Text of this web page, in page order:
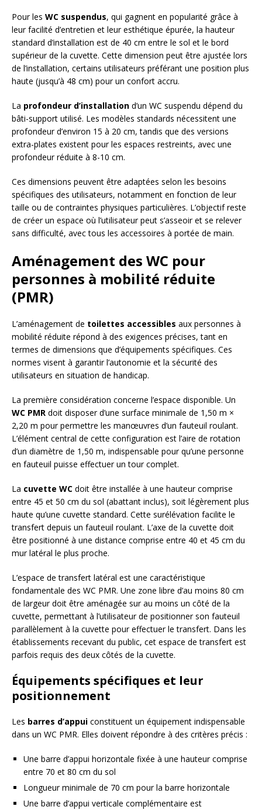
Pour les WC suspendus, qui gagnent en popularité grâce à
leur facilité d’entretien et leur esthétique épurée, la hauteur
standard d’installation est de 40 cm entre le sol et le bord
supérieur de la cuvette. Cette dimension peut être ajustée lors
de l’installation, certains utilisateurs préférant une position plus
haute (jusqu’à 48 cm) pour un confort accru.
La profondeur d’installation d’un WC suspendu dépend du
bâti-support utilisé. Les modèles standards nécessitent une
profondeur d’environ 15 à 20 cm, tandis que des versions
extra-plates existent pour les espaces restreints, avec une
profondeur réduite à 8-10 cm.
Ces dimensions peuvent être adaptées selon les besoins
spécifiques des utilisateurs, notamment en fonction de leur
taille ou de contraintes physiques particulières. L’objectif reste
de créer un espace où l’utilisateur peut s’asseoir et se relever
sans difficulté, avec tous les accessoires à portée de main.
Aménagement des WC pour
personnes à mobilité réduite
(PMR)
L’aménagement de toilettes accessibles aux personnes à
mobilité réduite répond à des exigences précises, tant en
termes de dimensions que d’équipements spécifiques. Ces
normes visent à garantir l’autonomie et la sécurité des
utilisateurs en situation de handicap.
La première considération concerne l’espace disponible. Un
WC PMR doit disposer d’une surface minimale de 1,50 m ×
2,20 m pour permettre les manœuvres d’un fauteuil roulant.
L’élément central de cette configuration est l’aire de rotation
d’un diamètre de 1,50 m, indispensable pour qu’une personne
en fauteuil puisse effectuer un tour complet.
La cuvette WC doit être installée à une hauteur comprise
entre 45 et 50 cm du sol (abattant inclus), soit légèrement plus
haute qu’une cuvette standard. Cette surélévation facilite le
transfert depuis un fauteuil roulant. L’axe de la cuvette doit
être positionné à une distance comprise entre 40 et 45 cm du
mur latéral le plus proche.
L’espace de transfert latéral est une caractéristique
fondamentale des WC PMR. Une zone libre d’au moins 80 cm
de largeur doit être aménagée sur au moins un côté de la
cuvette, permettant à l’utilisateur de positionner son fauteuil
parallèlement à la cuvette pour effectuer le transfert. Dans les
établissements recevant du public, cet espace de transfert est
parfois requis des deux côtés de la cuvette.
Équipements spécifiques et leur
positionnement
Les barres d’appui constituent un équipement indispensable
dans un WC PMR. Elles doivent répondre à des critères précis :
Une barre d’appui horizontale fixée à une hauteur comprise
entre 70 et 80 cm du sol
Longueur minimale de 70 cm pour la barre horizontale
Une barre d’appui verticale complémentaire est